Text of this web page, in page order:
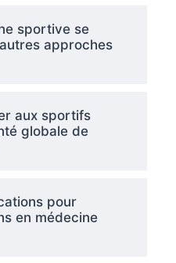
sportive se
approches
aux sportifs
globale de
pour
en médecine